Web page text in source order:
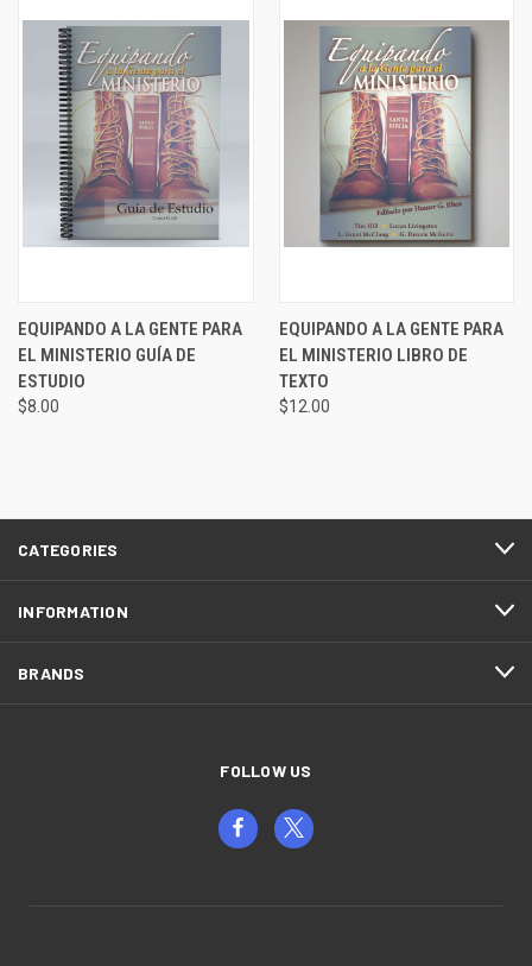
EQUIPANDO A LA GENTE PARA
EL MINISTERIO GUÍA DE
ESTUDIO
$8.00
EQUIPANDO A LA GENTE PARA
EL MINISTERIO LIBRO DE
TEXTO
$12.00
CATEGORIES
INFORMATION
BRANDS
FOLLOW US